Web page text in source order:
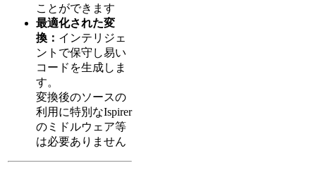
ことができます
最適化された変
換： インテリジェ
ントで保守し易い
コードを生成しま
す。
変換後のソースの
利用に特別なIspirer
のミドルウェア等
は必要ありません